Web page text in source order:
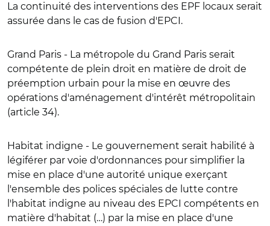
La continuité des interventions des EPF locaux serait
assurée dans le cas de fusion d'EPCI.
Grand Paris - La métropole du Grand Paris serait
compétente de plein droit en matière de droit de
préemption urbain pour la mise en œuvre des
opérations d'aménagement d'intérêt métropolitain
(article 34).
Habitat indigne - Le gouvernement serait habilité à
légiférer par voie d'ordonnances pour simplifier la
mise en place d'une autorité unique exerçant
l'ensemble des polices spéciales de lutte contre
l'habitat indigne au niveau des EPCI compétents en
matière d'habitat (…) par la mise en place d'une